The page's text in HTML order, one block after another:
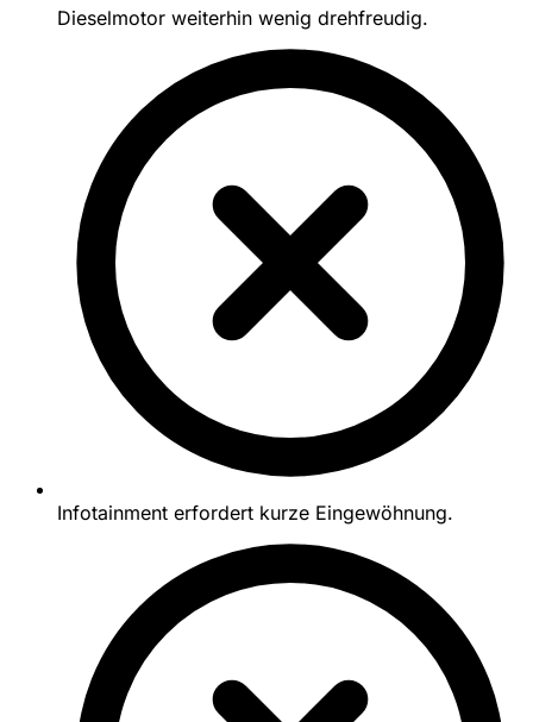
Dieselmotor weiterhin wenig drehfreudig.
Infotainment erfordert kurze Eingewöhnung.